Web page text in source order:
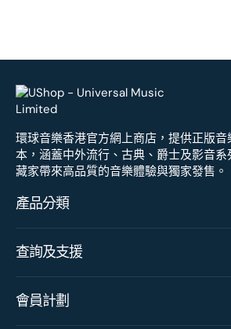
環球音樂香港官方網上商店，提供正版
本，涵蓋中外流行、古典、爵士及影音
藏家帶來高品質的音樂體驗與獨家發售。
產品分類
查詢及支援
會員計劃